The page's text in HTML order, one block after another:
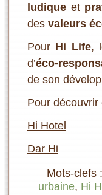
ludique et
des valeurs
Pour Hi Life,
d’éco-
de son
Pour
Hi Hotel
Dar Hi
Mots-clefs :
urbaine, Hi